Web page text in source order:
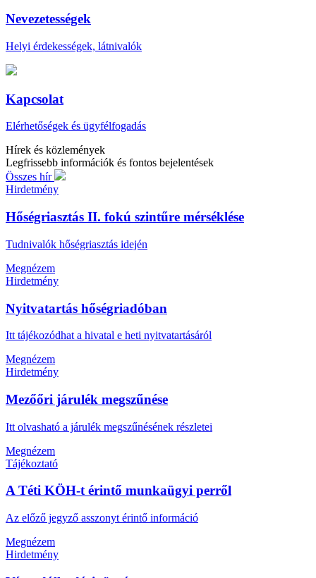
Nevezetességek
Helyi érdekességek, látnivalók
Kapcsolat
Elérhetőségek és ügyfélfogadás
Hírek és közlemények
Legfrissebb információk és fontos bejelentések
Összes hír
Hirdetmény
Hőségriasztás II. fokú szintűre mérséklése
Tudnivalók hőségriasztás idején
Megnézem
Hirdetmény
Nyitvatartás hőségriadóban
Itt tájékozódhat a hivatal e heti nyitvatartásáról
Megnézem
Hirdetmény
Mezőőri járulék megszűnése
Itt olvasható a járulék megszűnésének részletei
Megnézem
Tájékoztató
A Téti KÖH-t érintő munkaügyi perről
Az előző jegyző asszonyt érintő információ
Megnézem
Hirdetmény